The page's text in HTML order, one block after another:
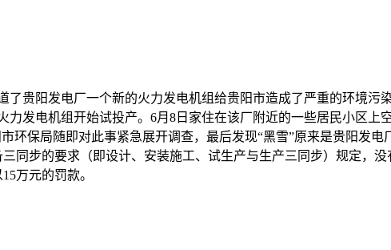
贵阳发电厂一个新的火力发电机组给贵阳市造成了严重的环境污
发电机组开始试投产。6月8日家住在该厂附近的一些居民小区上
环保局随即对此事紧急展开调查，最后发现“黑雪”原来是贵阳发
同步的要求（即设计、安装施工、试生产与生产三同步）规定，
万元的罚款。